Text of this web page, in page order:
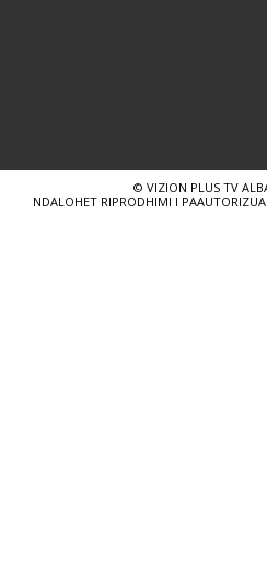
© VIZION PLUS TV
NDALOHET RIPRODHIMI I